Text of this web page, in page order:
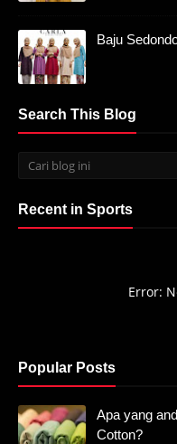
Baju
Search This Blog
Recent in Sports
Error:
Popular Posts
Apa yang
Cotton?